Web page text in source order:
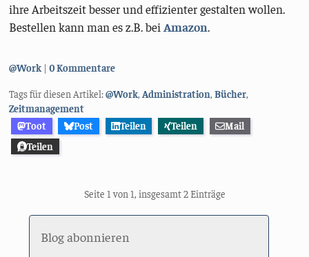
ihre Arbeitszeit besser und effizienter gestalten wollen.
Bestellen kann man es z.B. beiAmazon.
Kategorien:
@Work 0 Kommentare
Tags für diesen Artikel:@Work,Administration,Bücher,
Zeitmanagement
Toot
Post Teilen Teilen
Mail
Teilen
Seite 1 von 1, insgesamt 2 Einträge
Blog abonnieren